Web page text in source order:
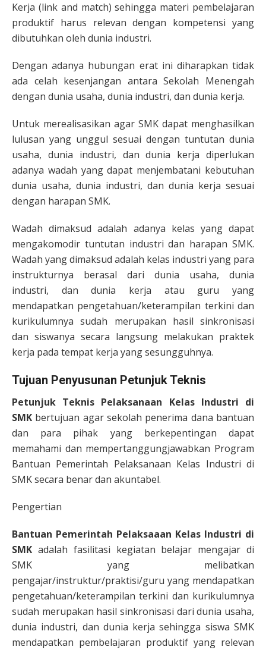
Kerja (link and match) sehingga materi pembelajaran
produktif harus relevan dengan kompetensi yang
dibutuhkan oleh dunia industri.
Dengan adanya hubungan erat ini diharapkan tidak
ada celah kesenjangan antara Sekolah Menengah
dengan dunia usaha, dunia industri, dan dunia kerja.
Untuk merealisasikan agar SMK dapat menghasilkan
lulusan yang unggul sesuai dengan tuntutan dunia
usaha, dunia industri, dan dunia kerja diperlukan
adanya wadah yang dapat menjembatani kebutuhan
dunia usaha, dunia industri, dan dunia kerja sesuai
dengan harapan SMK.
Wadah dimaksud adalah adanya kelas yang dapat
mengakomodir tuntutan industri dan harapan SMK.
Wadah yang dimaksud adalah kelas industri yang para
instrukturnya berasal dari dunia usaha, dunia
industri, dan dunia kerja atau guru yang
mendapatkan pengetahuan/keterampilan terkini dan
kurikulumnya sudah merupakan hasil sinkronisasi
dan siswanya secara langsung melakukan praktek
kerja pada tempat kerja yang sesungguhnya.
Tujuan Penyusunan Petunjuk Teknis
Petunjuk Teknis Pelaksanaan Kelas Industri di
SMK bertujuan agar sekolah penerima dana bantuan
dan para pihak yang berkepentingan dapat
memahami dan mempertanggungjawabkan Program
Bantuan Pemerintah Pelaksanaan Kelas Industri di
SMK secara benar dan akuntabel.
Pengertian
Bantuan Pemerintah Pelaksaaan Kelas Industri di
SMK adalah fasilitasi kegiatan belajar mengajar di
SMK yang melibatkan
pengajar/instruktur/praktisi/guru yang mendapatkan
pengetahuan/keterampilan terkini dan kurikulumnya
sudah merupakan hasil sinkronisasi dari dunia usaha,
dunia industri, dan dunia kerja sehingga siswa SMK
mendapatkan pembelajaran produktif yang relevan